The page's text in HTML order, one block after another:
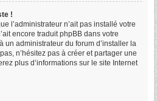
!
l’administrateur n’ait pas installé votre
encore traduit phpBB dans votre
un administrateur du forum d’installer la
n’hésitez pas à créer et partager une
plus d’informations sur le site Internet